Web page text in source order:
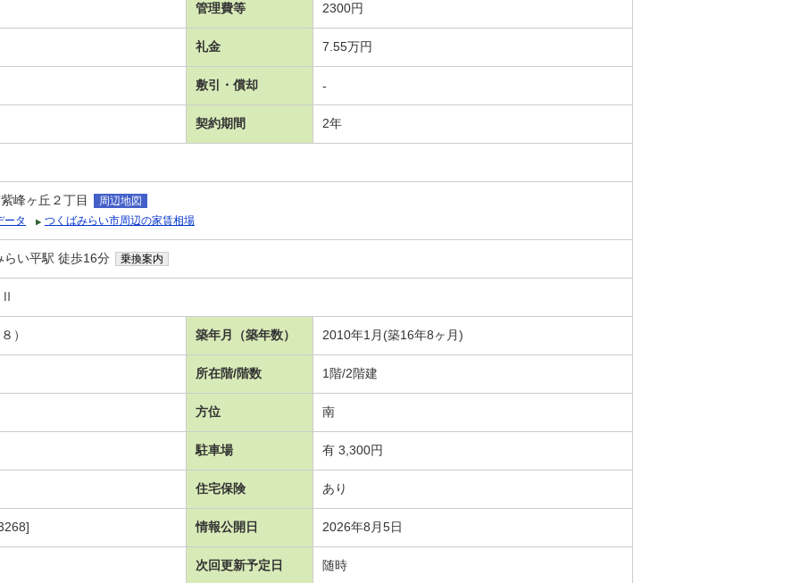
管理費等 2300円
礼金 7.55万円
敷引・償却 -
契約期間 2年
峰ヶ丘２丁目
周辺地図
ータ
つくばみらい市周辺の家賃相場
らい平駅 徒歩16分 乗換案内
Ⅱ
） 築年月（築年数） 2010年1月(築16年8ヶ月)
所在階/階数 1階/2階建
方位 南
駐車場 有 3,300円
住宅保険 あり
情報公開日 2026年8月5日
次回更新予定日 随時